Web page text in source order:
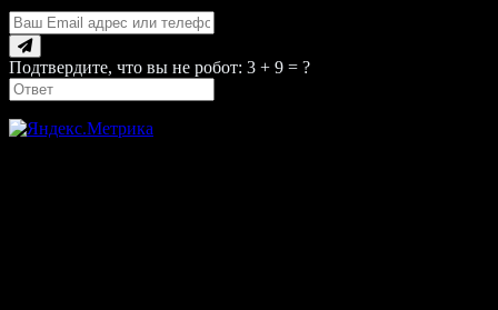
Подтвердите, что вы не робот: 3 + 9 = ?